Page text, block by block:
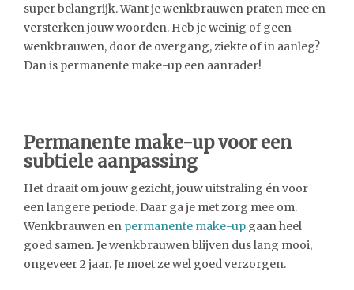
super belangrijk. Want je wenkbrauwen praten mee en
versterken jouw woorden. Heb je weinig of geen
wenkbrauwen, door de overgang, ziekte of in aanleg?
Dan is permanente make-up een aanrader!
Permanente make-up voor een
subtiele aanpassing
Het draait om jouw gezicht, jouw uitstraling én voor
een langere periode. Daar ga je met zorg mee om.
Wenkbrauwen en permanente make-up gaan heel
goed samen. Je wenkbrauwen blijven dus lang mooi,
ongeveer 2 jaar. Je moet ze wel goed verzorgen.